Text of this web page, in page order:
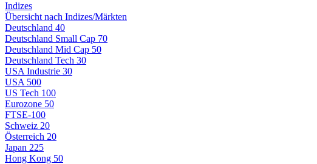
Indizes
Übersicht nach Indizes/Märkten
Deutschland 40
Deutschland Small Cap 70
Deutschland Mid Cap 50
Deutschland Tech 30
USA Industrie 30
USA 500
US Tech 100
Eurozone 50
FTSE-100
Schweiz 20
Österreich 20
Japan 225
Hong Kong 50